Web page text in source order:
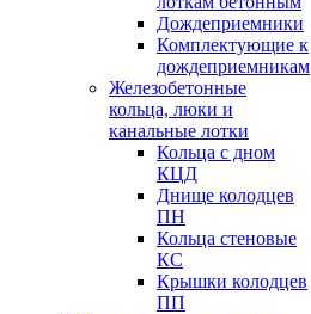
Дождеприемники
Комплектующие к
дождеприемникам
Железобетонные
кольца, люки и
канальные лотки
Кольца с дном
КЦД
Днище колодцев
ПН
Кольца стеновые
КС
Крышки колодцев
ПП